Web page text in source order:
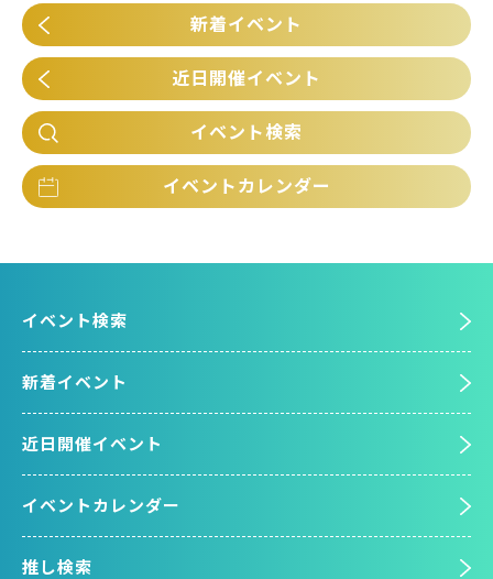
新着イベント
近日開催イベント
イベント検索
イベントカレンダー
イベント検索
新着イベント
近日開催イベント
イベントカレンダー
推し検索